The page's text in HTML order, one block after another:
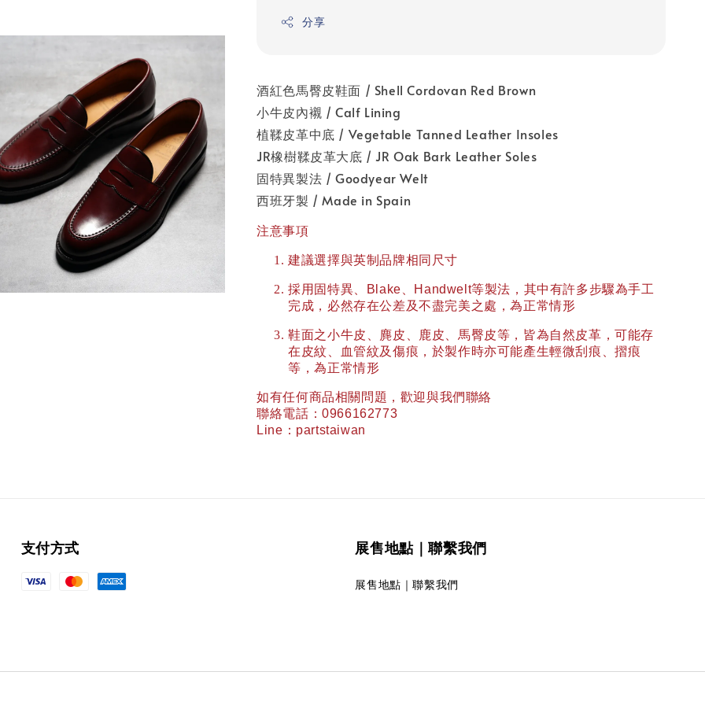
分享
酒紅色馬臀皮鞋面 / Shell Cordovan Red Brown
小牛皮內襯 / Calf Lining
植鞣皮革中底 / Vegetable Tanned Leather Insoles
JR橡樹鞣皮革大底 / JR Oak Bark Leather Soles
固特異製法 / Goodyear Welt
西班牙製 / Made in Spain
注意事項
建議選擇與英制品牌相同尺寸
採用固特異、 Blake Handwelt等製法，其中有許多步驟為手工
完成，必然存在公差及不盡完美之處，為正常情形
鞋面之小牛皮、麂皮、鹿皮、馬臀皮等，皆為自然皮革，可能存
在皮紋、血管紋及傷痕，於製作時亦可能產生輕微刮痕、摺痕
等，為正常情形
如有任何商品相關問題，歡迎與我們聯絡
聯絡電話：0966162773
Line ： partstaiwan
支付方式 展售地點｜聯繫我們
展售地點｜聯繫我們